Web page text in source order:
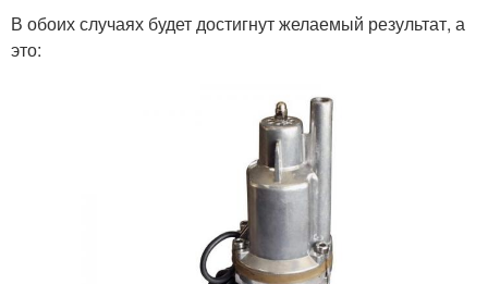
В обоих случаях будет достигнут желаемый результат, а
это: